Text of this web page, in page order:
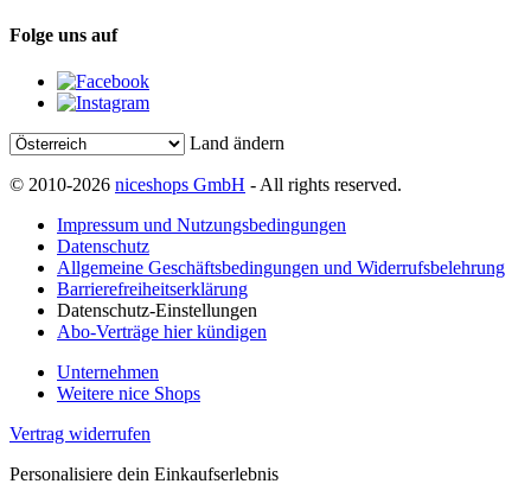
Folge uns auf
Land ändern
© 2010-2026 niceshops GmbH - All rights reserved.
Impressum und Nutzungsbedingungen
Datenschutz
Allgemeine Geschäftsbedingungen und Widerrufsbelehrung
Barrierefreiheitserklärung
Datenschutz-Einstellungen
Abo-Verträge hier kündigen
Unternehmen
Weitere nice Shops
Vertrag widerrufen
Personalisiere dein Einkaufserlebnis